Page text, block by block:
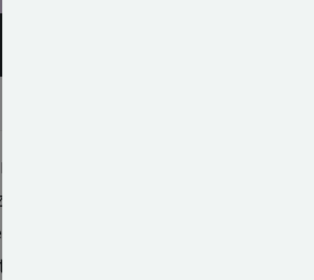
adına tasarlanmış
doğrudan bir etkiye
ile tam uyumlu
detaylar titizlikle ele